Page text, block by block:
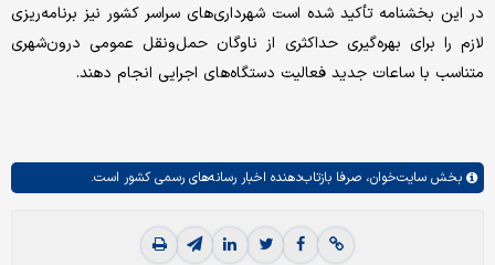
در این بخشنامه تأکید شده است شهرداری‌های سراسر کشور نیز برنامه‌ریزی
لازم را برای بهره‌گیری حداکثری از ناوگان حمل‌ونقل عمومی درون‌شهری
متناسب با ساعات جدید فعالیت دستگاه‌های اجرایی انجام دهند.
بخش سایت‌خوان، صرفا بازتاب‌دهنده اخبار رسانه‌های رسمی کشور است.